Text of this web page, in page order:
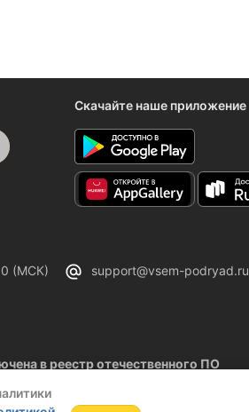
Скачайте наше приложение
(МСК) support@vsem-podryad.ru
в реестр отечественного ПО